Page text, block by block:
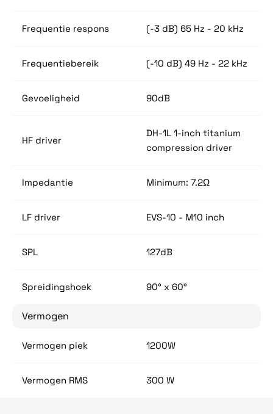
Frequentie respons (-3 dB) 65 Hz - 20 kHz
Frequentiebereik (-10 dB) 49 Hz - 22 kHz
Gevoeligheid 90dB
HF driver
DH-1L 1-inch titanium
compression driver
Impedantie Minimum: 7.2Ω
LF driver EVS-10 - M10 inch
SPL 127dB
Spreidingshoek 90° x 60°
Vermogen
Vermogen piek 1200W
Vermogen RMS 300 W